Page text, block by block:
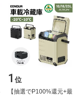
1 位
【​抽​選​で​P​1​0​0​%​還​元​+​最​